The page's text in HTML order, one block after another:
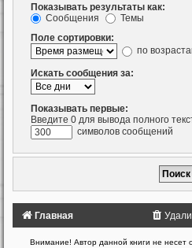
Показывать результаты как:
Сообщения
Темы
Поле сортировки:
по
Искать сообщения за:
Показывать первые:
Введите 0 для вывода полного
символов сообщений
Главная
Внимание! Автор данной книги не несет
Создано